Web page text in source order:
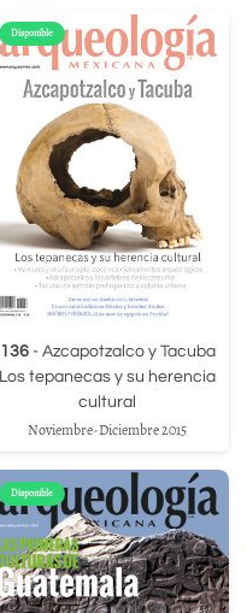
Disponible
136- Azcapotzalco y Tacuba
Los tepanecas y su herencia
cultural
Noviembre-Diciembre 2015
Disponible